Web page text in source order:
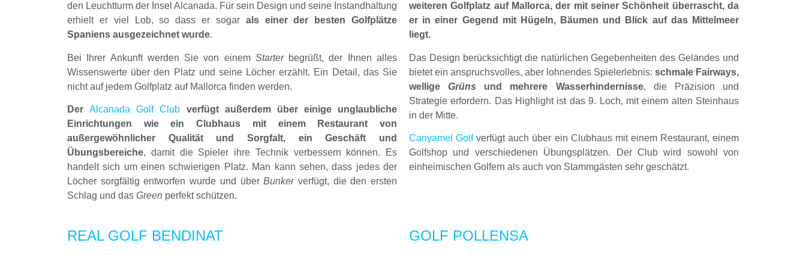
den Leuchtturm der Insel Alcanada. Für sein Design und seine Instandhaltung
erhielt er viel Lob, so dass er sogar als einer der besten Golfplätze
Spaniens ausgezeichnet wurde.
Bei Ihrer Ankunft werden Sie von einem Starterbegrüßt, der Ihnen alles
Wissenswerte über den Platz und seine Löcher erzählt. Ein Detail, das Sie
nicht auf jedem Golfplatz auf Mallorca finden werden.
DerAlcanada Golf Club verfügt außerdem über einige unglaubliche
Einrichtungen wie ein Clubhaus mit einem Restaurant von
außergewöhnlicher Qualität und Sorgfalt, ein Geschäft und
Übungsbereiche, damit die Spieler ihre Technik verbessern können. Es
handelt sich um einen schwierigen Platz. Man kann sehen, dass jedes der
Löcher sorgfältig entworfen wurde und überBunkerverfügt, die den ersten
Schlag und das Green perfekt schützen.
weiteren Golfplatz auf Mallorca, der mit seiner Schönheit überrascht, da
er in einer Gegend mit Hügeln, Bäumen und Blick auf das Mittelmeer
liegt.
Das Design berücksichtigt die natürlichen Gegebenheiten des Geländes und
bietet ein anspruchsvolles, aber lohnendes Spielerlebnis: schmale Fairways,
welligeGrüns und mehrere Wasserhindernisse, die Präzision und
Strategie erfordern. Das Highlight ist das 9. Loch, mit einem alten Steinhaus
in der Mitte.
Canyamel Golfverfügt auch über ein Clubhaus mit einem Restaurant, einem
Golfshop und verschiedenen Übungsplätzen. Der Club wird sowohl von
einheimischen Golfern als auch von Stammgästen sehr geschätzt.
REAL GOLF BENDINAT GOLF POLLENSA